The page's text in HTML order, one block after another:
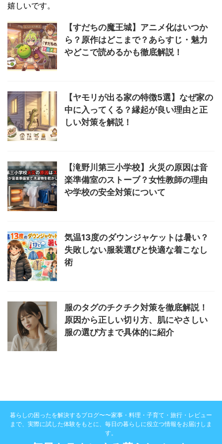
嬉しいです。
【すだちの魔王城】アニメ化はいつか
ら？原作はどこまで？あらすじ・魅力
やどこで読めるかも徹底解説！
【ヤモリが出る家の特徴5選】なぜ家の
中に入ってくる？縁起が良い理由と正
しい対策を解説！
【滝野川第三小学校】火災の原因は音
楽準備室のストーブ？女性教師の理由
や学校の安全対策について
気温13度のダウンジャケットは暑い？
失敗しない服装選びと快適な着こなし
術
服のタグのチクチク対策を徹底解説！
原因から正しい切り方、肌にやさしい
服の選び方まで具体的に紹介
暮らしの困ったを解決するブログ〜〜家事・料理・子育て・旅行・レビュー
まで、実際に試した体験をもとに、毎日の暮らしに役立つ情報をお届けしま
す。